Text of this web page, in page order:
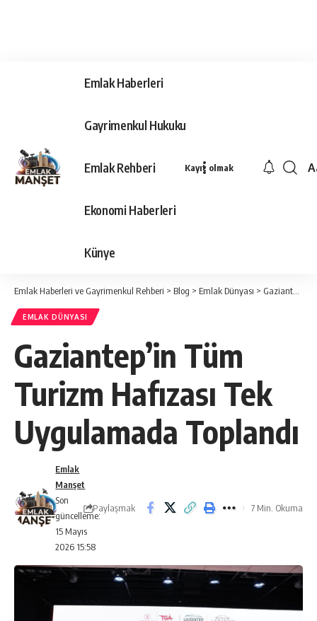
Emlak Haberleri
Gayrimenkul Hukuku
Emlak Rehberi
Ekonomi Haberleri
Künye
Kayıt olmak
Emlak Haberleri ve Gayrimenkul Rehberi > Blog > Emlak Dünyası > Gaziantep’in Tüm Turizm Hafızası Tek Uygulamada Toplandı
EMLAK DÜNYASI
Gaziantep’in Tüm
Turizm Hafızası Tek
Uygulamada Toplandı
Son
güncelleme:
15 Mayıs
2026 15:58
Emlak
Manşet
Paylaşmak 7 Min. Okuma